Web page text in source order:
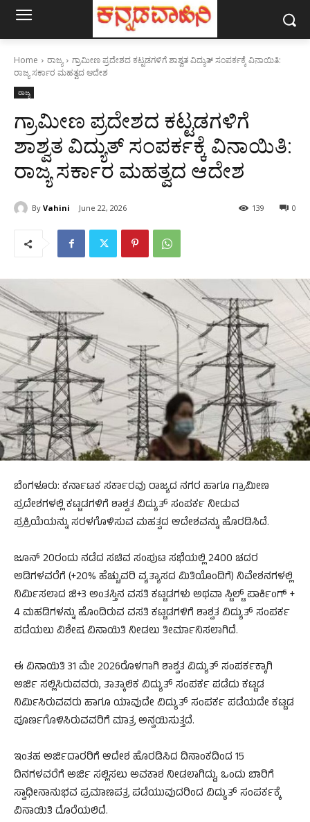
Home ರಾಜ್ಯ
ಗ್ರಾಮೀಣ ಪ್ರದೇಶದ ಕಟ್ಟಡಗಳಿಗೆ ಶಾಶ್ವತ ವಿದ್ಯುತ್ ಸಂಪರ್ಕಕ್ಕೆ ವಿನಾಯಿತಿ:
ರಾಜ್ಯ ಸರ್ಕಾರ ಮಹತ್ವದ ಆದೇಶ
ರಾಜ್ಯ
ಗ್ರಾಮೀಣ ಪ್ರದೇಶದ ಕಟ್ಟಡಗಳಿಗೆ
ಶಾಶ್ವತ ವಿದ್ಯುತ್ ಸಂಪರ್ಕಕ್ಕೆ ವಿನಾಯಿತಿ:
ರಾಜ್ಯ ಸರ್ಕಾರ ಮಹತ್ವದ ಆದೇಶ
By Vahini June 22, 2026 0
139
ಬೆಂಗಳೂರು: ಕರ್ನಾಟಕ ಸರ್ಕಾರವು ರಾಜ್ಯದ ನಗರ ಹಾಗೂ ಗ್ರಾಮೀಣ
ಪ್ರದೇಶಗಳಲ್ಲಿ ಕಟ್ಟಡಗಳಿಗೆ ಶಾಶ್ವತ ವಿದ್ಯುತ್ ಸಂಪರ್ಕ ನೀಡುವ
ಪ್ರಕ್ರಿಯೆಯನ್ನು ಸರಳಗೊಳಿಸುವ ಮಹತ್ವದ ಆದೇಶವನ್ನು ಹೊರಡಿಸಿದೆ.
ಜೂನ್ 20ರಂದು ನಡೆದ ಸಚಿವ ಸಂಪುಟ ಸಭೆಯಲ್ಲಿ 2400 ಚದರ
ಅಡಿಗಳವರೆಗೆ (+20% ಹೆಚ್ಚುವರಿ ವ್ಯತ್ಯಾಸದ ಮಿತಿಯೊಂದಿಗೆ) ನಿವೇಶನಗಳಲ್ಲಿ
ನಿರ್ಮಿಸಲಾದ ಜಿ+3 ಅಂತಸ್ತಿನ ವಸತಿ ಕಟ್ಟಡಗಳು ಅಥವಾ ಸ್ಟಿಲ್ಟ್ ಪಾರ್ಕಿಂಗ್ +
4 ಮಹಡಿಗಳನ್ನು ಹೊಂದಿರುವ ವಸತಿ ಕಟ್ಟಡಗಳಿಗೆ ಶಾಶ್ವತ ವಿದ್ಯುತ್ ಸಂಪರ್ಕ
ಪಡೆಯಲು ವಿಶೇಷ ವಿನಾಯಿತಿ ನೀಡಲು ತೀರ್ಮಾನಿಸಲಾಗಿದೆ.
ಈ ವಿನಾಯಿತಿ 31 ಮೇ 2026ರೊಳಗಾಗಿ ಶಾಶ್ವತ ವಿದ್ಯುತ್ ಸಂಪರ್ಕಕ್ಕಾಗಿ
ಅರ್ಜಿ ಸಲ್ಲಿಸಿರುವವರು, ತಾತ್ಕಾಲಿಕ ವಿದ್ಯುತ್ ಸಂಪರ್ಕ ಪಡೆದು ಕಟ್ಟಡ
ನಿರ್ಮಿಸಿರುವವರು ಹಾಗೂ ಯಾವುದೇ ವಿದ್ಯುತ್ ಸಂಪರ್ಕ ಪಡೆಯದೇ ಕಟ್ಟಡ
ಪೂರ್ಣಗೊಳಿಸಿರುವವರಿಗೆ ಮಾತ್ರ ಅನ್ವಯಿಸುತ್ತದೆ.
ಇಂತಹ ಅರ್ಜಿದಾರರಿಗೆ ಆದೇಶ ಹೊರಡಿಸಿದ ದಿನಾಂಕದಿಂದ 15
ದಿನಗಳವರೆಗೆ ಅರ್ಜಿ ಸಲ್ಲಿಸಲು ಅವಕಾಶ ನೀಡಲಾಗಿದ್ದು, ಒಂದು ಬಾರಿಗೆ
ಸ್ವಾಧೀನಾನುಭವ ಪ್ರಮಾಣಪತ್ರ ಪಡೆಯುವುದರಿಂದ ವಿದ್ಯುತ್ ಸಂಪರ್ಕಕ್ಕೆ
ವಿನಾಯಿತಿ ದೊರೆಯಲಿದೆ.